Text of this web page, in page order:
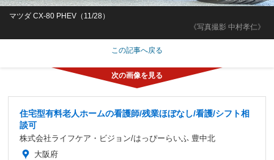
《写真撮影 中村孝仁》
マツダ CX-80 PHEV（11/28）
この記事へ戻る
住宅型有料老人ホームの看護師/残業ほぼなし/看護/シフト相
談可
株式会社ライフケア・ビジョン/はっぴーらいふ 豊中北
大阪府